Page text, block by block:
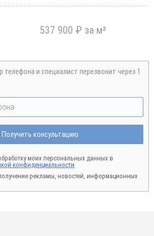
537 900 ₽ за м²
телефона и специалист перезвонит через 1
Получить консультацию
моих персональных данных в
конфиденциальности
рекламы, новостей, информационных